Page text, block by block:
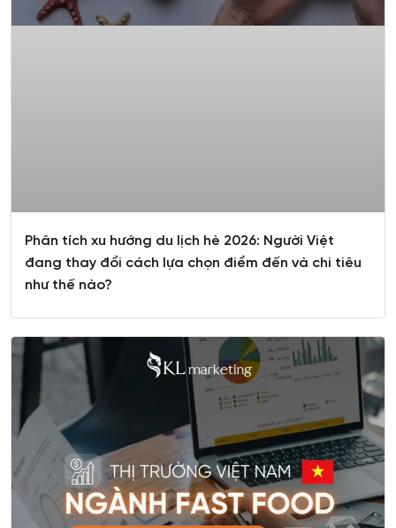
Phân tích xu hướng du lịch hè 2026: Người Việt
đang thay đổi cách lựa chọn điểm đến và chi tiêu
như thế nào?